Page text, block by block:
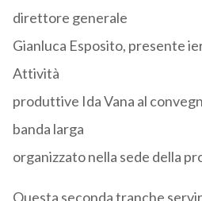
direttore generale
Gianluca Esposito, presente
Attività
produttive Ida Vana al
banda larga
organizzato nella sede della
Questa seconda tranche